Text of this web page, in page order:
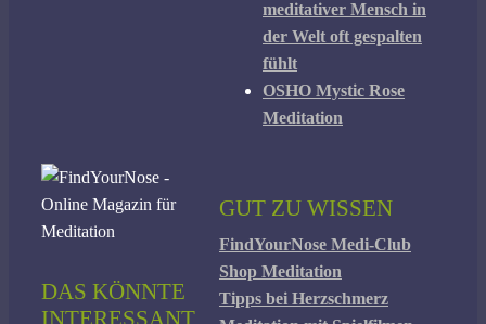
DAS KÖNNTE
meditativer Mensch in
der Welt oft gespalten
fühlt
OSHO Mystic Rose
Meditation
GUT ZU WISSEN
FindYourNose Medi-Club
Shop Meditation
Tipps bei Herzschmerz